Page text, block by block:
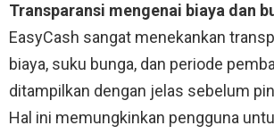
Transparansi mengenai biaya dan
EasyCash sangat menekankan
biaya, suku bunga, dan periode
ditampilkan dengan jelas sebelum
Hal ini memungkinkan pengguna